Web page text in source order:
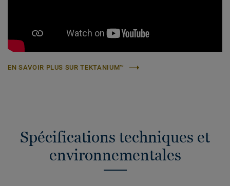
EN SAVOIR PLUS SUR TEKTANIUM™
Spécifications techniques et
environnementales